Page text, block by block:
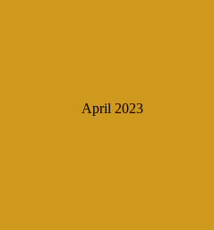
April 2023